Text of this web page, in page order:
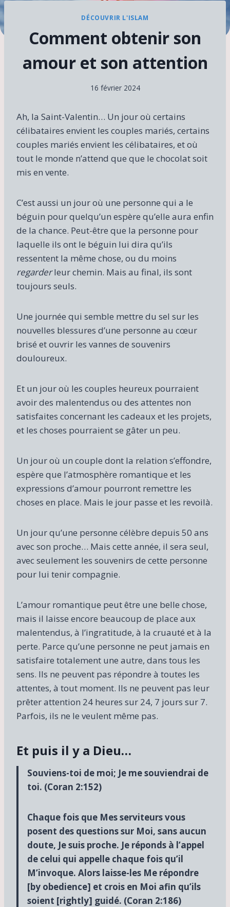
DÉCOUVRIR L'ISLAM
Comment obtenir son
amour et son attention
16 février 2024
Ah, la Saint-Valentin… Un jour où certains
célibataires envient les couples mariés, certains
couples mariés envient les célibataires, et où
tout le monde n’attend que que le chocolat soit
mis en vente.
C’est aussi un jour où une personne qui a le
béguin pour quelqu’un espère qu’elle aura enfin
de la chance. Peut-être que la personne pour
laquelle ils ont le béguin lui dira qu’ils
ressentent la même chose, ou du moins
regarderleur chemin. Mais au final, ils sont
toujours seuls.
Une journée qui semble mettre du sel sur les
nouvelles blessures d’une personne au cœur
brisé et ouvrir les vannes de souvenirs
douloureux.
Et un jour où les couples heureux pourraient
avoir des malentendus ou des attentes non
satisfaites concernant les cadeaux et les projets,
et les choses pourraient se gâter un peu.
Un jour où un couple dont la relation s’effondre,
espère que l’atmosphère romantique et les
expressions d’amour pourront remettre les
choses en place. Mais le jour passe et les revoilà.
Un jour qu’une personne célèbre depuis 50 ans
avec son proche… Mais cette année, il sera seul,
avec seulement les souvenirs de cette personne
pour lui tenir compagnie.
L’amour romantique peut être une belle chose,
mais il laisse encore beaucoup de place aux
malentendus, à l’ingratitude, à la cruauté et à la
perte. Parce qu’une personne ne peut jamais en
satisfaire totalement une autre, dans tous les
sens. Ils ne peuvent pas répondre à toutes les
attentes, à tout moment. Ils ne peuvent pas leur
prêter attention 24 heures sur 24, 7 jours sur 7.
Parfois, ils ne le veulent même pas.
Et puis il y a Dieu…
Souviens-toi de moi; Je me souviendrai de
toi. (Coran 2:152)
Chaque fois que Mes serviteurs vous
posent des questions sur Moi, sans aucun
doute, Je suis proche. Je réponds à l’appel
de celui qui appelle chaque fois qu’il
M’invoque. Alors laisse-les Me répondre
[by obedience] et crois en Moi afin qu’ils
soient [rightly] guidé. (Coran 2:186)